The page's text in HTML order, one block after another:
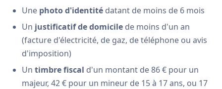
Une photo d'identité datant de moins de 6 mois
Un justificatif de domicile de moins d'un an
(facture d'électricité, de gaz, de téléphone ou avis
d'imposition)
Un timbre fiscal d'un montant de 86 € pour un
majeur, 42 € pour un mineur de 15 à 17 ans, ou 17